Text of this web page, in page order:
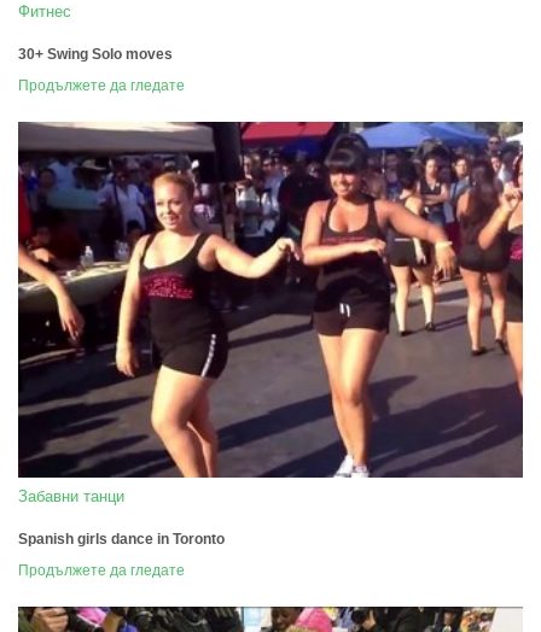
Фитнес
30+ Swing Solo moves
Продължете да гледате
Забавни танци
Spanish girls dance in Toronto
Продължете да гледате